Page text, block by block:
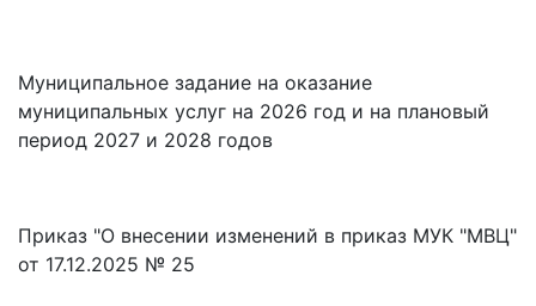
Муниципальное задание на оказание
муниципальных услуг на 2026 год и на плановый
период 2027 и 2028 годов
Приказ "О внесении изменений в приказ МУК "МВЦ"
от 17.12.2025 № 25